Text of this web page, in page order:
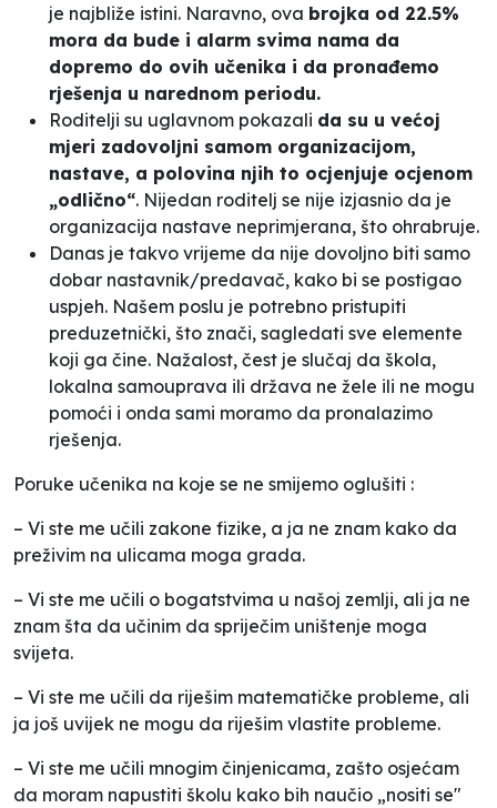
je najbliže istini. Naravno, ova brojka od 22.5%
mora da bude i alarm svima nama da
dopremo do ovih učenika i da pronađemo
rješenja u narednom periodu.
Roditelji su uglavnom pokazali da su u većoj
mjeri zadovoljni samom organizacijom,
nastave, a polovina njih to ocjenjuje ocjenom
„odlično“. Nijedan roditelj se nije izjasnio da je
organizacija nastave neprimjerana, što ohrabruje.
Danas je takvo vrijeme da nije dovoljno biti samo
dobar nastavnik/predavač, kako bi se postigao
uspjeh. Našem poslu je potrebno pristupiti
preduzetnički, što znači, sagledati sve elemente
koji ga čine. Nažalost, čest je slučaj da škola,
lokalna samouprava ili država ne žele ili ne mogu
pomoći i onda sami moramo da pronalazimo
rješenja.
Poruke učenika na koje se ne smijemo oglušiti :
– Vi ste me učili zakone fizike, a ja ne znam kako da
preživim na ulicama moga grada.
– Vi ste me učili o bogatstvima u našoj zemlji, ali ja ne
znam šta da učinim da spriječim uništenje moga
svijeta.
– Vi ste me učili da riješim matematičke probleme, ali
ja još uvijek ne mogu da riješim vlastite probleme.
– Vi ste me učili mnogim činjenicama, zašto osjećam
da moram napustiti školu kako bih naučio „nositi se"